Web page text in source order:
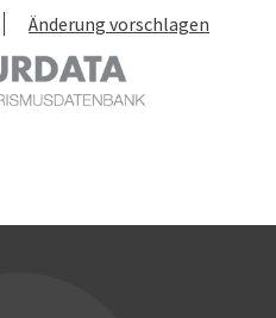
Änderung vorschlagen